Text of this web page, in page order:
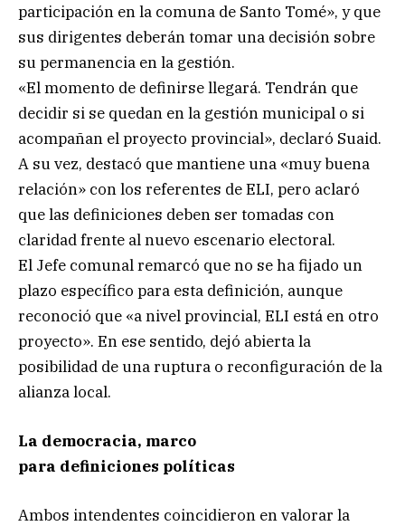
participación en la comuna de Santo Tomé», y que
sus dirigentes deberán tomar una decisión sobre
su permanencia en la gestión.
«El momento de definirse llegará. Tendrán que
decidir si se quedan en la gestión municipal o si
acompañan el proyecto provincial», declaró Suaid.
A su vez, destacó que mantiene una «muy buena
relación» con los referentes de ELI, pero aclaró
que las definiciones deben ser tomadas con
claridad frente al nuevo escenario electoral.
El Jefe comunal remarcó que no se ha fijado un
plazo específico para esta definición, aunque
reconoció que «a nivel provincial, ELI está en otro
proyecto». En ese sentido, dejó abierta la
posibilidad de una ruptura o reconfiguración de la
alianza local.
La democracia, marco
para definiciones políticas
Ambos intendentes coincidieron en valorar la